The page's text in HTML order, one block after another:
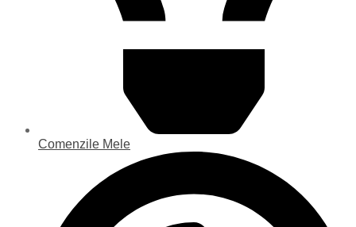
Comenzile Mele